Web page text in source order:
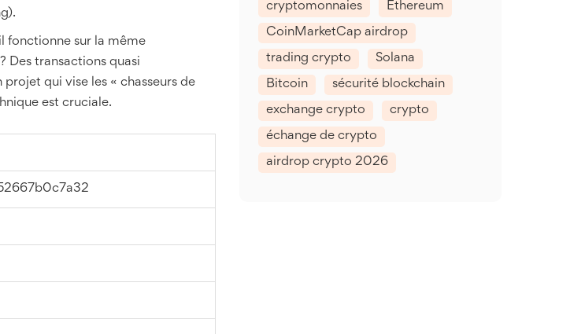
fonctionne sur la même
Des transactions quasi
qui vise les « chasseurs de
est cruciale.
cryptomonnaies Ethereum
CoinMarketCap airdrop
trading crypto Solana
Bitcoin sécurité blockchain
exchange crypto crypto
échange de crypto
airdrop crypto 2026